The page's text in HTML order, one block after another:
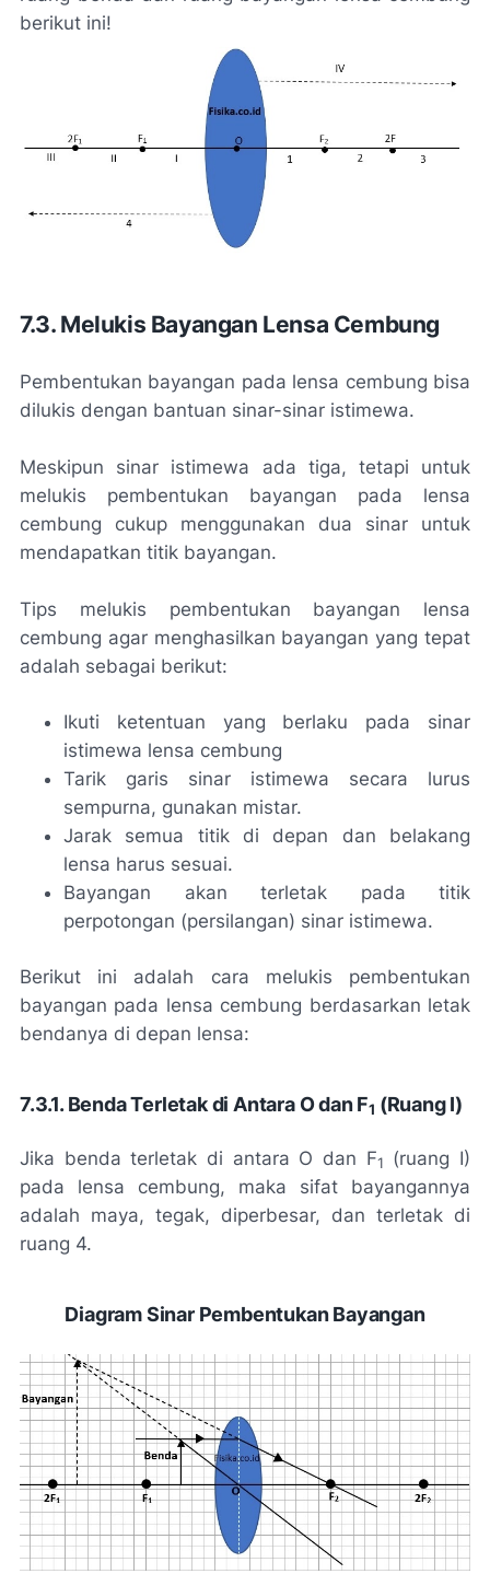
berikut ini!
7.3. Melukis Bayangan Lensa Cembung
Pembentukan bayangan pada lensa cembung bisa
dilukis dengan bantuan sinar-sinar istimewa.
Meskipun sinar istimewa ada tiga, tetapi untuk
melukis pembentukan bayangan pada lensa
cembung cukup menggunakan dua sinar untuk
mendapatkan titik bayangan.
Tips melukis pembentukan bayangan lensa
cembung agar menghasilkan bayangan yang tepat
adalah sebagai berikut:
Ikuti ketentuan yang berlaku pada sinar
istimewa lensa cembung
Tarik garis sinar istimewa secara lurus
sempurna, gunakan mistar.
Jarak semua titik di depan dan belakang
lensa harus sesuai.
Bayangan akan terletak pada titik
perpotongan (persilangan) sinar istimewa.
Berikut ini adalah cara melukis pembentukan
bayangan pada lensa cembung berdasarkan letak
bendanya di depan lensa:
7.3.1. Benda Terletak di Antara O dan F1 (Ruang I)
Jika benda terletak di antara O dan F1
(ruang I)
pada lensa cembung, maka sifat bayangannya
adalah maya, tegak, diperbesar, dan terletak di
ruang 4.
Diagram Sinar Pembentukan Bayangan